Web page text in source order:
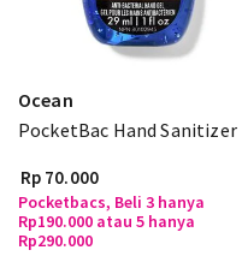
Ocean
PocketBac Hand Sanitizer
Rp 70.000
Pocketbacs, Beli 3 hanya
Rp190.000 atau 5 hanya
Rp290.000